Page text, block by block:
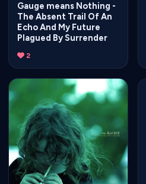
Gauge means Nothing -
The Absent Trail Of An
Echo And My Future
Plagued By Surrender
2